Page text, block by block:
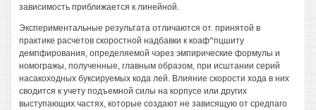
зависимость приближается к линейной.
Экспериментальные результата отличаются от. принятой в
практике расчетов скоростной надбавки к коаф^пцшиту
демпфирования, определяемой чэрез эмпирические формулы и
номогражы, полученные, главным образом, при исштании серий
насакоходных буксируемых кода лей. Влияние скорости хода в них
сводится к учету подъемной силы на корпусе или других
выступающих частях, которые создают не зависящую от средпаго